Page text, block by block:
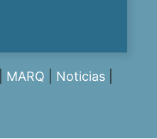
MARQ Noticias